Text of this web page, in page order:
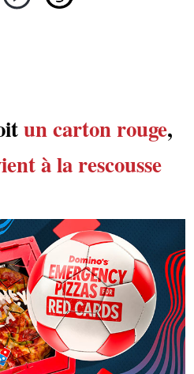
un carton rouge,
à la rescousse